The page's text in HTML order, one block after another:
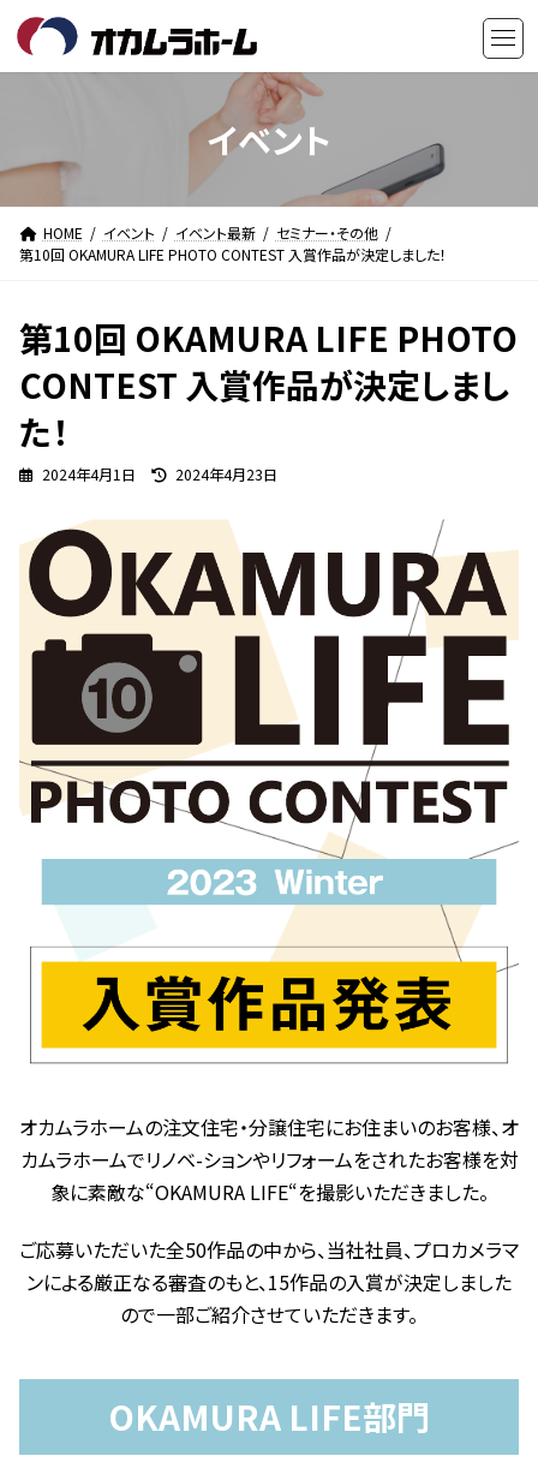
テ
ス
キ
ゲ
ン
に
イベント
HOME イベント イベント最新
セミナー・その他
第10回 OKAMURA LIFE PHOTO CONTEST 入賞作品が決定しました！
第10回 OKAMURA LIFE PHOTO
CONTEST 入賞作品が決定しまし
た！
2024年4月1日
最
更
時
:
2024年4月23日
オカムラホームの注文住宅・分譲住宅にお住まいのお客様、オ
カムラホームでリノベ-ションやリフォームをされたお客様を対
象に素敵な“OKAMURA LIFE“を撮影いただきました。
ご応募いただいた全50作品の中から、当社社員、プロカメラマ
ンによる厳正なる審査のもと、15作品の入賞が決定しました
ので一部ご紹介させていただきます。
OKAMURA LIFE部門